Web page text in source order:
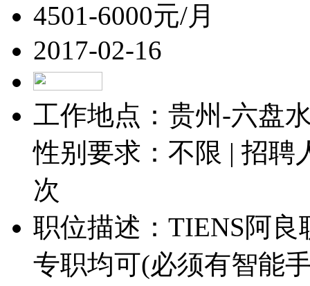
4501-6000元/月
2017-02-16
工作地点：贵州-六盘
性别要求：不限 | 招聘
次
职位描述：TIENS阿
专职均可(必须有智能